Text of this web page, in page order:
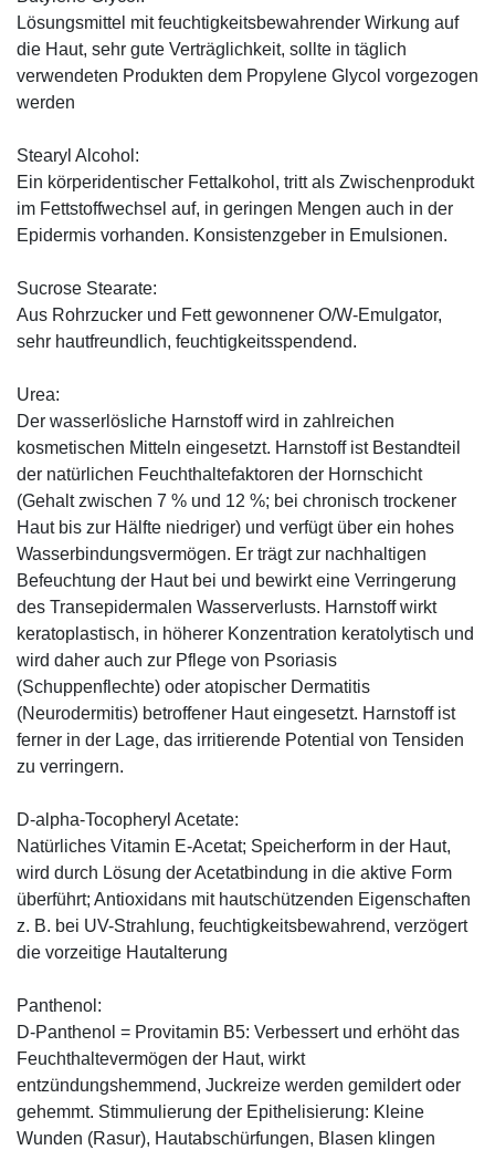
Lösungsmittel mit feuchtigkeitsbewahrender Wirkung auf
die Haut, sehr gute Verträglichkeit, sollte in täglich
verwendeten Produkten dem Propylene Glycol vorgezogen
werden
Stearyl Alcohol:
Ein körperidentischer Fettalkohol, tritt als Zwischenprodukt
im Fettstoffwechsel auf, in geringen Mengen auch in der
Epidermis vorhanden. Konsistenzgeber in Emulsionen.
Sucrose Stearate:
Aus Rohrzucker und Fett gewonnener O/W-Emulgator,
sehr hautfreundlich, feuchtigkeitsspendend.
Urea:
Der wasserlösliche Harnstoff wird in zahlreichen
kosmetischen Mitteln eingesetzt. Harnstoff ist Bestandteil
der natürlichen Feuchthaltefaktoren der Hornschicht
(Gehalt zwischen 7 % und 12 %; bei chronisch trockener
Haut bis zur Hälfte niedriger) und verfügt über ein hohes
Wasserbindungsvermögen. Er trägt zur nachhaltigen
Befeuchtung der Haut bei und bewirkt eine Verringerung
des Transepidermalen Wasserverlusts. Harnstoff wirkt
keratoplastisch, in höherer Konzentration keratolytisch und
wird daher auch zur Pflege von Psoriasis
(Schuppenflechte) oder atopischer Dermatitis
(Neurodermitis) betroffener Haut eingesetzt. Harnstoff ist
ferner in der Lage, das irritierende Potential von Tensiden
zu verringern.
D-alpha-Tocopheryl Acetate:
Natürliches Vitamin E-Acetat; Speicherform in der Haut,
wird durch Lösung der Acetatbindung in die aktive Form
überführt; Antioxidans mit hautschützenden Eigenschaften
z. B. bei UV-Strahlung, feuchtigkeitsbewahrend, verzögert
die vorzeitige Hautalterung
Panthenol:
D-Panthenol = Provitamin B5: Verbessert und erhöht das
Feuchthaltevermögen der Haut, wirkt
entzündungshemmend, Juckreize werden gemildert oder
gehemmt. Stimmulierung der Epithelisierung: Kleine
Wunden (Rasur), Hautabschürfungen, Blasen klingen